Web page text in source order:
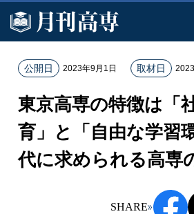
ホ
ム
記
事
一
東京高専の特徴は「
育」と「自由な学習
代に求められる高専
SHARE
公開日 2023年9月1日 取材日